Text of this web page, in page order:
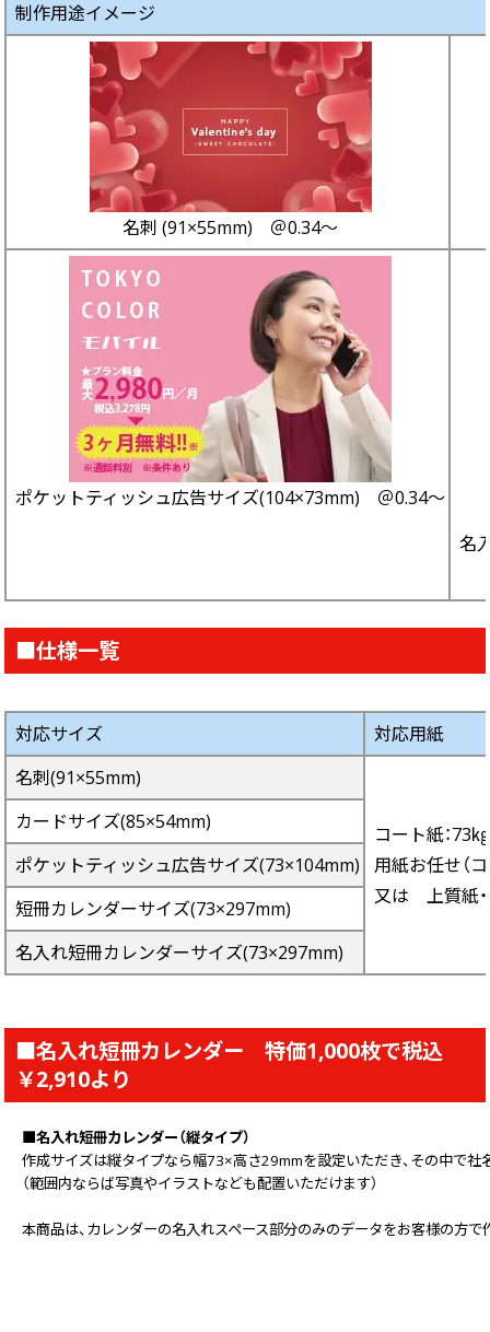
制作用途イメージ
名刺 (91×55mm) ＠0.34～
ポケットティッシュ広告サイズ(104×73mm) ＠0.34～
名
■仕様一覧
対応サイズ
対応用紙
名刺(91×55mm)
コート紙：73
用紙お任せ（
又は 上質紙・
カードサイズ(85×54mm)
ポケットティッシュ広告サイズ(73×104mm)
短冊カレンダーサイズ(73×297mm)
名入れ短冊カレンダーサイズ(73×297mm)
■名入れ短冊カレンダー 特価1,000枚で税込
￥2,910より
■名入れ短冊カレンダー（縦タイプ）
作成サイズは縦タイプなら幅73×高さ29mmを設定いただき、その中で社
（範囲内ならば写真やイラストなども配置いただけます）
本商品は、カレンダーの名入れスペース部分のみのデータをお客様の方
中綴じ冊子
無線綴じ冊子
季節商品
封筒／クリアファイル